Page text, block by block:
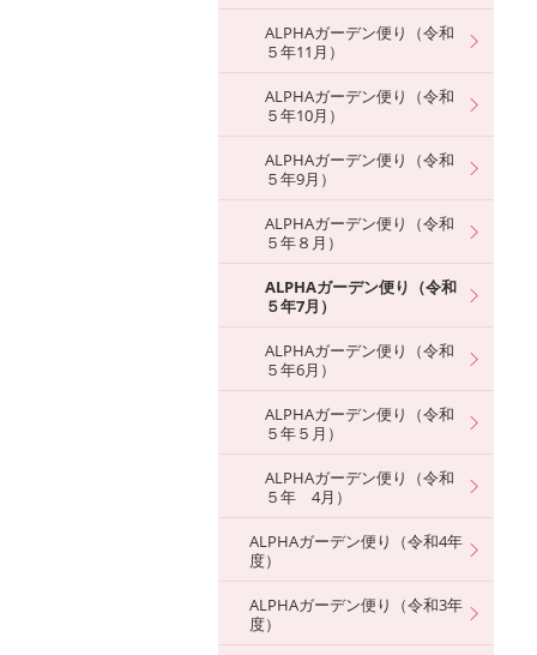
ALPHAガーデン便り（令和
５年11月）
ALPHAガーデン便り（令和
５年10月）
ALPHAガーデン便り（令和
５年9月）
ALPHAガーデン便り（令和
５年８月）
ALPHAガーデン便り（令和
５年7月）
ALPHAガーデン便り（令和
５年6月）
ALPHAガーデン便り（令和
５年５月）
ALPHAガーデン便り（令和
５年 4月）
ALPHAガーデン便り（令和4年
度）
ALPHAガーデン便り（令和3年
度）